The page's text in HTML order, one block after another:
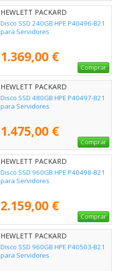
HEWLETT PACKARD
ENTERPRISE - P40496-B21
Disco SSD 240GB HPE P40496-B21
para Servidores
1.369,00 €
Comprar
HEWLETT PACKARD
ENTERPRISE - P40497-B21
Disco SSD 480GB HPE P40497-B21
para Servidores
1.475,00 €
Comprar
HEWLETT PACKARD
ENTERPRISE - P40498-B21
Disco SSD 960GB HPE P40498-B21
para Servidores
2.159,00 €
Comprar
HEWLETT PACKARD
ENTERPRISE - P40503-B21
Disco SSD 960GB HPE P40503-B21
para Servidores